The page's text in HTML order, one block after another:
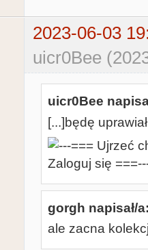
2023-06-03
uicr0Bee
uicr0Bee
[...]będę
gorgh napisał/
ale zacna